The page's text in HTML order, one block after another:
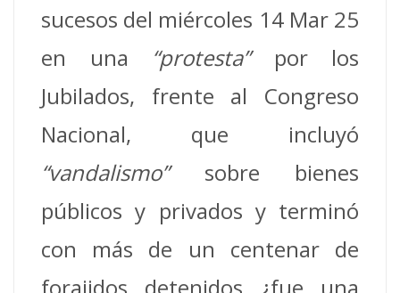
sucesos del miércoles 14 Mar 25
en una “protesta”por los
Jubilados, frente al Congreso
Nacional, que incluyó
“vandalismo”sobre bienes
públicos y privados y terminó
con más de un centenar de
forajidos detenidos ¿fue una